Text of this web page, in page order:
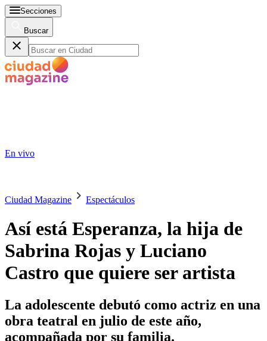
Secciones
Buscar
En vivo
Ciudad Magazine Espectáculos
Así está Esperanza, la hija de
Sabrina Rojas y Luciano
Castro que quiere ser artista
La adolescente debutó como actriz en una
obra teatral en julio de este año,
acompañada por su familia.